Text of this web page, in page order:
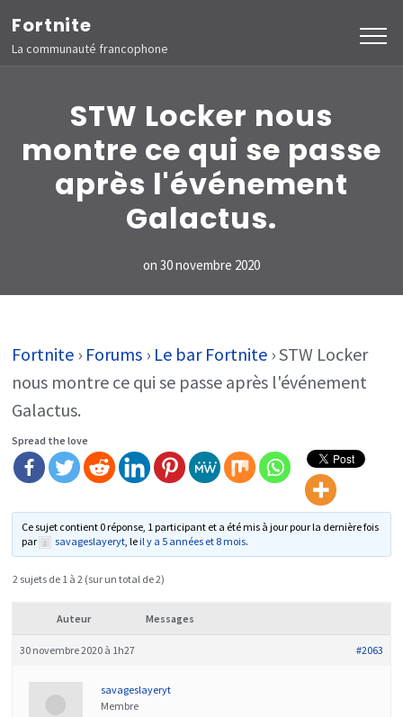
Aller
au
contenu
Fortnite
La communauté francophone
STW Locker nous
montre ce qui se passe
après l'événement
Galactus.
on 30 novembre 2020
Fortnite › Forums › Le bar Fortnite ›STW Locker
nous montre ce qui se passe après l'événement
Galactus.
Spread the love
Ce sujet contient 0 réponse, 1 participant et a été mis à jour pour la dernière fois
par
savageslayeryt, le il y a 5 années et 8 mois.
2 sujets de 1 à 2 (sur un total de 2)
Auteur Messages
30 novembre 2020 à 1h27 #2063
savageslayeryt
Membre